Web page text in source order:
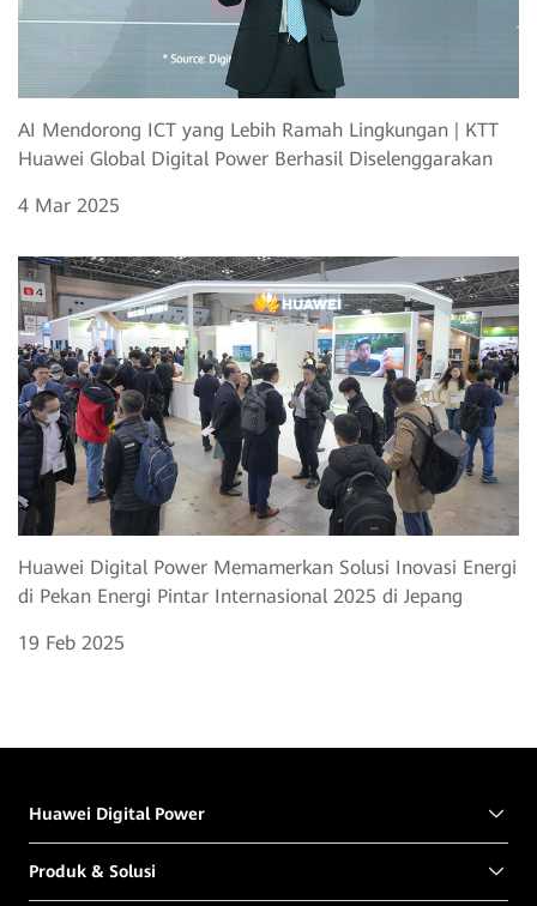
AI Mendorong ICT yang Lebih Ramah Lingkungan | KTT
Huawei Global Digital Power Berhasil Diselenggarakan
4 Mar 2025
Huawei Digital Power Memamerkan Solusi Inovasi Energi
di Pekan Energi Pintar Internasional 2025 di Jepang
19 Feb 2025
Huawei Digital Power
Produk & Solusi